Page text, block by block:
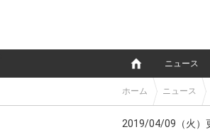
ニュース
ホーム ニュース
2019/04/09（火）